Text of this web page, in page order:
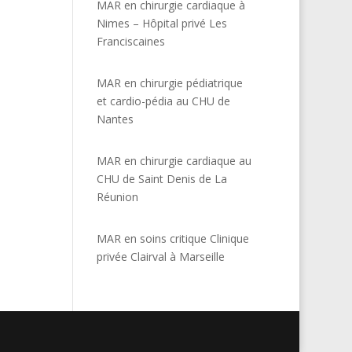
MAR en chirurgie cardiaque à
Nimes – Hôpital privé Les
Franciscaines
MAR en chirurgie pédiatrique
et cardio-pédia au CHU de
Nantes
MAR en chirurgie cardiaque au
CHU de Saint Denis de La
Réunion
MAR en soins critique Clinique
privée Clairval à Marseille